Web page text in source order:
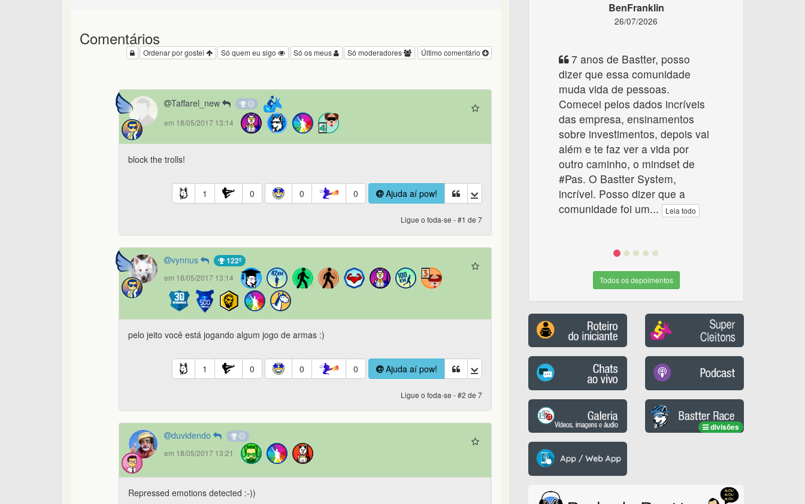
Comentários
Último comentário
Só moderadores
Só os meus
Só quem eu sigo
Ordenar por gostei
Taffarel_new
em 18/05/2017 13:14
block the trolls!
1 0 0 0 Ajuda aí pow!
Ligue o foda-se - #1 de 7
vynnus 122º
em 18/05/2017 13:14
pelo jeito você está jogando algum jogo de armas :)
1 0 0 0 Ajuda aí pow!
Ligue o foda-se - #2 de 7
duvidendo
em 18/05/2017 13:21
Repressed emotions detected :-))
BenFranklin
26/07/2026
7 anos de Bastter, posso
dizer que essa comunidade
muda vida de pessoas.
Comecei pelos dados incríveis
das empresa, ensinamentos
sobre investimentos, depois vai
além e te faz ver a vida por
outro caminho, o mindset de
#Pas. O Bastter System,
incrível. Posso dizer que a
comunidade foi um... Leia todo
Todos os depoimentos
divisões